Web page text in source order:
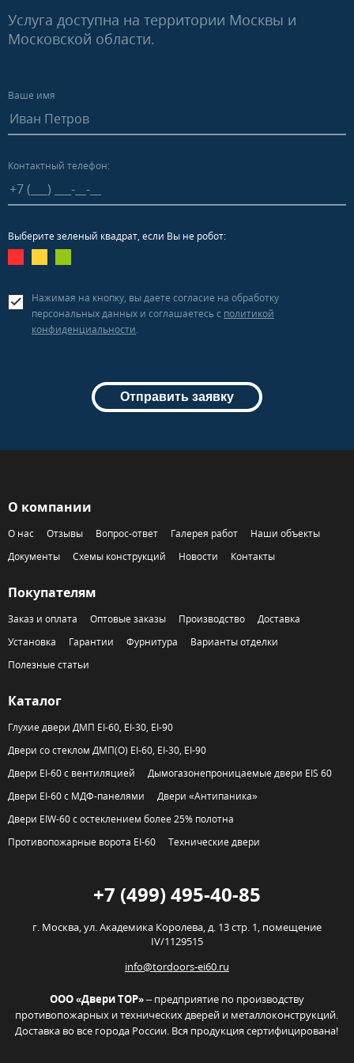
Услуга доступна на территории Москвы и
Московской области.
Ваше имя
Контактный телефон:
Выберите зеленый квадрат, если Вы не робот:
Нажимая на кнопку, вы даете согласие на обработку
персональных данных и соглашаетесь c политикой
конфиденциальности.
Отправить заявку
О компании
О нас Отзывы Вопрос-ответ Галерея работ
Наши объекты
Документы
Схемы конструкций Новости Контакты
Покупателям
Заказ и оплата Оптовые заказы Производство
Доставка
Установка
Гарантии Фурнитура
Варианты отделки
Полезные статьи
Каталог
Глухие двери ДМП EI-60, EI-30, EI-90
Двери со стеклом ДМП(О) EI-60, EI-30, EI-90
Двери EI-60 с вентиляцией
Дымогазонепроницаемые двери EIS 60
Двери EI-60 с МДФ-панелями
Двери «Антипаника»
Двери EIW-60 с остеклением более 25% полотна
Противопожарные ворота EI-60
Технические двери
+7 (499) 495-40-85
г. Москва,ул. Академика Королева, д. 13 стр. 1, помещение
IV/1129515
info@tordoors-ei60.ru
ООО «Двери ТОР»– предприятие по производству
противопожарных и технических дверей и металлоконструкций.
Доставка во все города России. Вся продукция сертифицирована!